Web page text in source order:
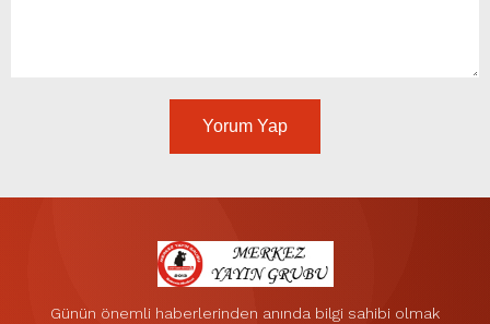
Yorum Yap
Günün önemli haberlerinden anında bilgi sahibi olmak